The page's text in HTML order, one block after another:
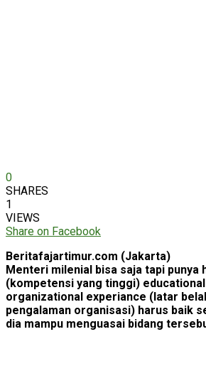
0
SHARES
1
VIEWS
Share on Facebook
Beritafajartimur.com (Jakarta)
Menteri milenial bisa saja tapi punya
(kompetensi yang tinggi)
organizational experiance (latar
pengalaman organisasi) harus baik
dia mampu menguasai bidang